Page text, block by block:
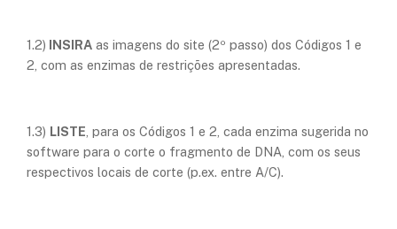
1.2) INSIRA as imagens do site (2º passo) dos Códigos 1 e
2, com as enzimas de restrições apresentadas.
1.3) LISTE , para os Códigos 1 e 2, cada enzima sugerida no
software para o corte o fragmento de DNA, com os seus
respectivos locais de corte (p.ex. entre A/C).​